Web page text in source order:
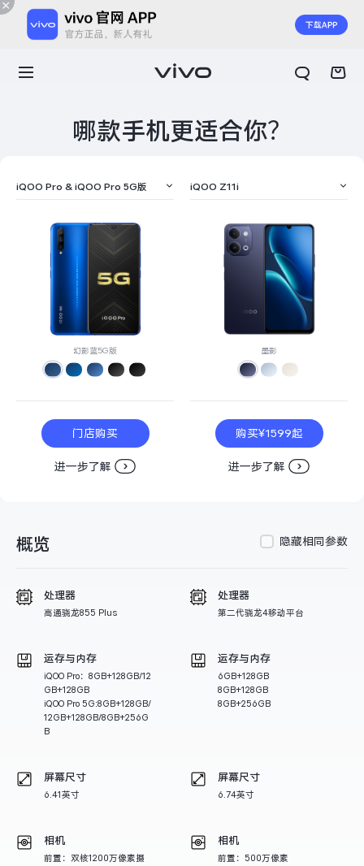
X300 E X Fold6
X300s
S60 S60 元气版
S30 Pro mini
Y600 Turbo Y600 Pro
iQOO Z11i iQOO 15T
iQOO Z11 iQOO Z11x
vivo 头戴降噪耳机
哪款手机更适合你？
iQOO Pro & iQOO Pro 5G版 iQOO Z11i
幻影蓝5G版 墨影
门店购买 购买¥1599起
进一步了解 进一步了解
概览 隐藏相同参数
处理器
高通骁龙855 Plus
处理器
第二代骁龙4移动平台
运存与内存
iQOO Pro：8GB+128GB/12
GB+128GB
iQOO Pro 5G:8GB+128GB/
12GB+128GB/8GB+256G
B
运存与内存
6GB+128GB
8GB+128GB
8GB+256GB
屏幕尺寸
6.41英寸
屏幕尺寸
6.74英寸
相机
前置：双核1200万像素摄
相机
前置：500万像素